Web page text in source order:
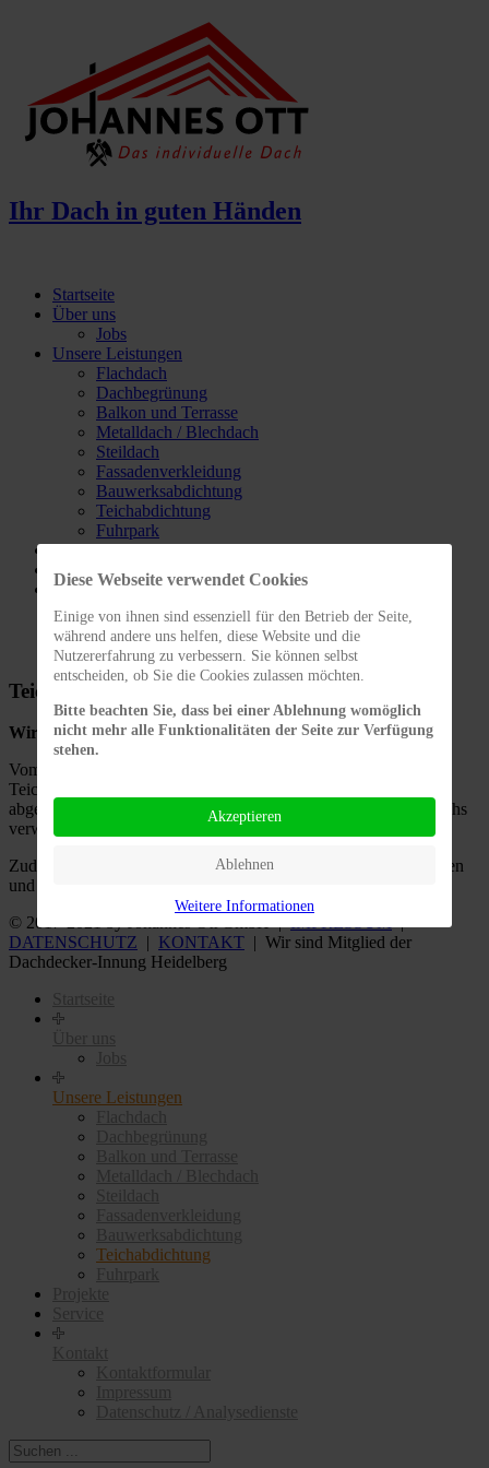
Ihr Dach in guten Händen
Startseite
Über uns
Jobs
Unsere Leistungen
Flachdach
Dachbegrünung
Balkon und Terrasse
Metalldach / Blechdach
Steildach
Fassadenverkleidung
Bauwerksabdichtung
Teichabdichtung
Fuhrpark
Projekte
Service
Kontakt
Kontaktformular
Impressum
Datenschutz / Analysedienste
Teichabdichtung
Wir sorgen für Ihre Teichabdichtung!
Vom Fischteich über Biotope bis hin zum Schwimmteich. Jeder
Teich, der mit Teichfolie ausgeführt werden soll, kann von uns
abgedichtet werden. Je nach Beschaffenheit und Lage Ihres Teichs
verwenden wir die passende Folie für Ihre Abdichtung.
Zudem sorgen wir für den fachgerechten Einbau von Anschlüssen
und Durchdringungen.
© 2017-2021 by Johannes Ott GmbH |
DATENSCHUTZ | KONTAKT | Wir sind Mitglied der
Dachdecker-Innung Heidelberg
Unsere Leistungen
Teichabdichtung
Diese Webseite verwendet Cookies
Einige von ihnen sind essenziell für den Betrieb der Seite,
während andere uns helfen, diese Website und die
Nutzererfahrung zu verbessern. Sie können selbst
entscheiden, ob Sie die Cookies zulassen möchten.
Bitte beachten Sie, dass bei einer Ablehnung womöglich
nicht mehr alle Funktionalitäten der Seite zur Verfügung
stehen.
Akzeptieren
Ablehnen
Weitere Informationen